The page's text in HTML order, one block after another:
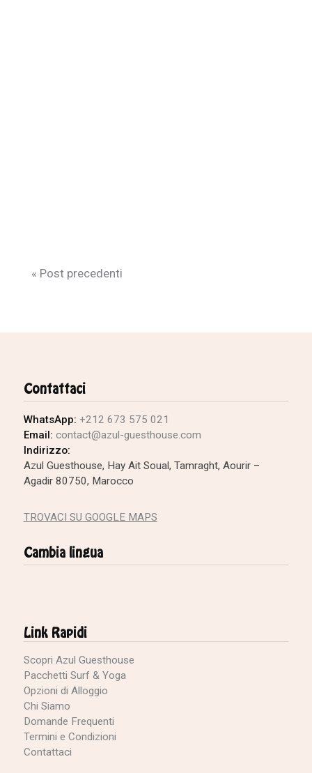
« Post precedenti
Contattaci
WhatsApp: +212 673 575 021
Email: contact@azul-guesthouse.com
Indirizzo:
Azul Guesthouse, Hay Ait Soual, Tamraght, Aourir –
Agadir 80750, Marocco
TROVACI SU GOOGLE MAPS
Cambia lingua
Link Rapidi
Scopri Azul Guesthouse
Pacchetti Surf & Yoga
Opzioni di Alloggio
Chi Siamo
Domande Frequenti
Termini e Condizioni
Contattaci